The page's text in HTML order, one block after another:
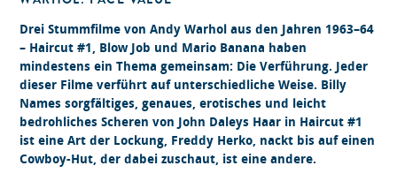
Drei Stummfilme von Andy Warhol aus den Jahren 1963–64
– Haircut #1, Blow Job und Mario Banana haben
mindestens ein Thema gemeinsam: Die Verführung. Jeder
dieser Filme verführt auf unterschiedliche Weise. Billy
Names sorgfältiges, genaues, erotisches und leicht
bedrohliches Scheren von John Daleys Haar in Haircut #1
ist eine Art der Lockung, Freddy Herko, nackt bis auf einen
Cowboy-Hut, der dabei zuschaut, ist eine andere.